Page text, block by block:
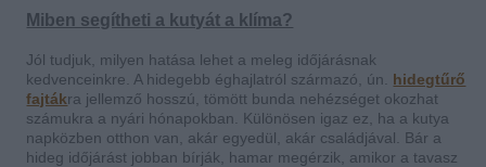
Miben segítheti a kutyát a klíma?
Jól tudjuk, milyen hatása lehet a meleg időjárásnak
kedvenceinkre. A hidegebb éghajlatról származó, ún. hidegtűrő
fajtákra jellemző hosszú, tömött bunda nehézséget okozhat
számukra a nyári hónapokban. Különösen igaz ez, ha a kutya
napközben otthon van, akár egyedül, akár családjával. Bár a
hideg időjárást jobban bírják, hamar megérzik, amikor a tavasz